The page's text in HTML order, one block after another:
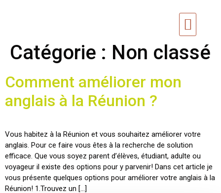
Catégorie : Non classé
Comment améliorer mon
anglais à la Réunion ?
Vous habitez à la Réunion et vous souhaitez améliorer votre
anglais. Pour ce faire vous êtes à la recherche de solution
efficace. Que vous soyez parent d’élèves, étudiant, adulte ou
voyageur il existe des options pour y parvenir! Dans cet article je
vous présente quelques options pour améliorer votre anglais à la
Réunion! 1.Trouvez un […]